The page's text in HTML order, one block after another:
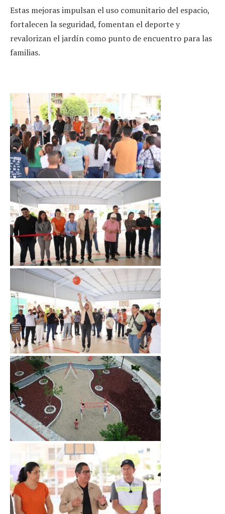
Estas mejoras impulsan el uso comunitario del espacio,
fortalecen la seguridad, fomentan el deporte y
revalorizan el jardín como punto de encuentro para las
familias.